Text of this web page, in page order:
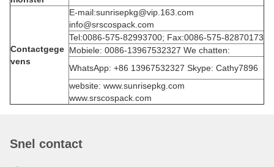
Contactgege
vens
E-mail:sunrisepkg@vip.163.com
info@srscospack.com
Tel:0086-575-82993700; Fax:0086-575-82870173
Mobiele: 0086-13967532327 We chatten:
WhatsApp: +86 13967532327 Skype: Cathy7896
website: www.sunrisepkg.com
www.srscospack.com
Snel contact